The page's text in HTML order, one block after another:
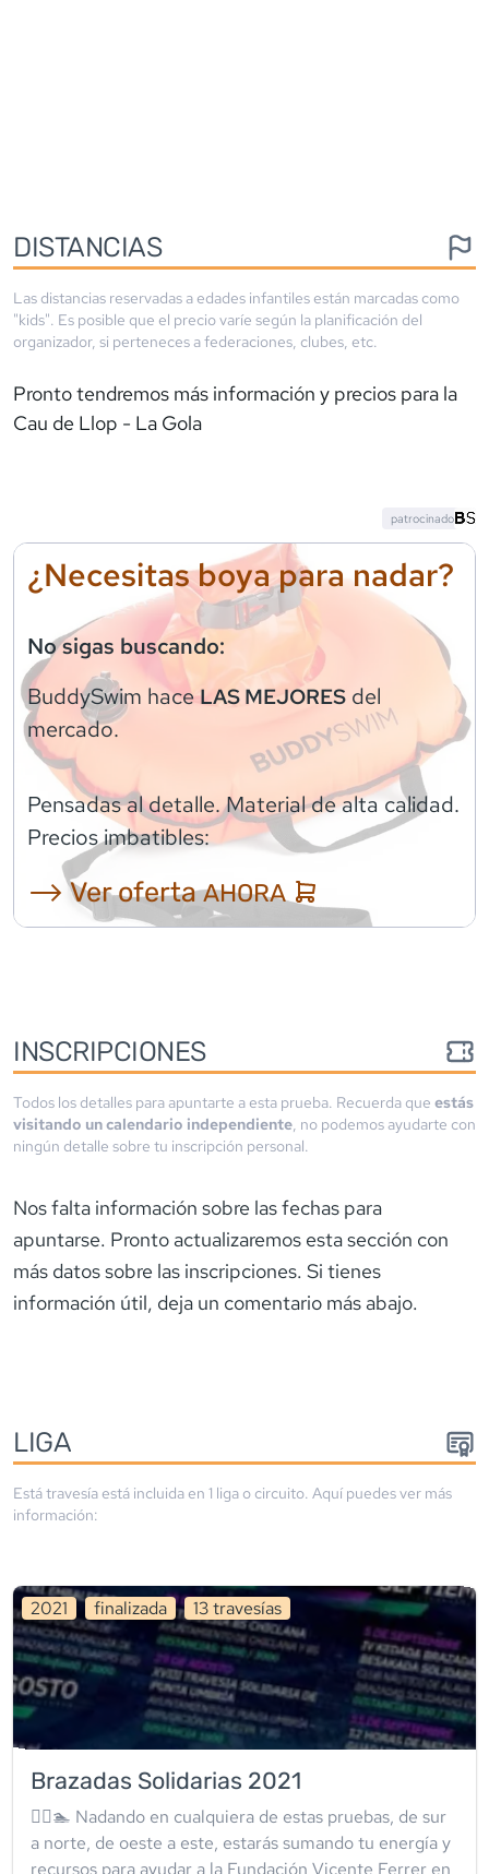
DISTANCIAS
Las distancias reservadas a edades infantiles están marcadas como
"kids". Es posible que el precio varíe según la planificación del
organizador, si perteneces a federaciones, clubes, etc.
Pronto tendremos más información y precios para la
Cau de Llop - La Gola
¿Necesitas boya para nadar?
No sigas buscando:
BuddySwim haceLAS MEJORES del
mercado.
Pensadas al detalle. Material de alta calidad.
Precios imbatibles:
⟶ Ver ofertaAHORA
patrocinado
INSCRIPCIONES
Todos los detalles para apuntarte a esta prueba. Recuerda que estás
visitando un calendario independiente, no podemos ayudarte con
ningún detalle sobre tu inscripción personal.
Nos falta información sobre las fechas para
apuntarse. Pronto actualizaremos esta sección con
más datos sobre las inscripciones. Si tienes
información útil, deja un comentario más abajo.
LIGA
Está travesía está incluida en 1 liga o circuito. Aquí puedes ver más
información:
2021 finalizada 13travesías
Brazadas Solidarias 2021
🏊‍♀️🏊 Nadando en cualquiera de estas pruebas, de sur
a norte, de oeste a este, estarás sumando tu energía y
recursos para ayudar a la Fundación Vicente Ferrer en